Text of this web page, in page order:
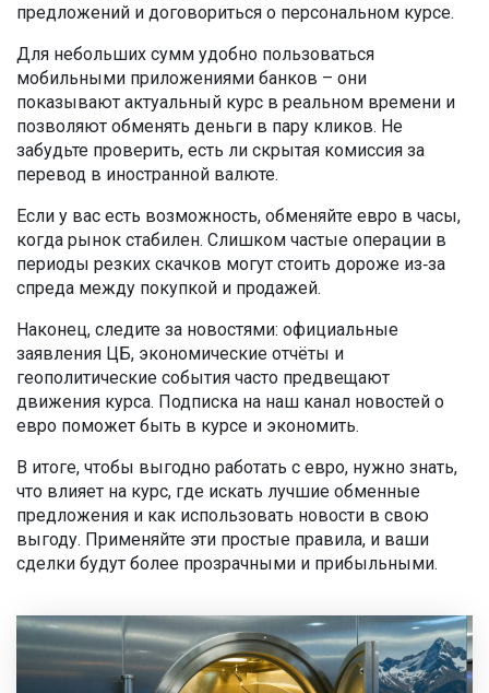
предложений и договориться о персональном курсе.
Для небольших сумм удобно пользоваться
мобильными приложениями банков – они
показывают актуальный курс в реальном времени и
позволяют обменять деньги в пару кликов. Не
забудьте проверить, есть ли скрытая комиссия за
перевод в иностранной валюте.
Если у вас есть возможность, обменяйте евро в часы,
когда рынок стабилен. Слишком частые операции в
периоды резких скачков могут стоить дороже из‑за
спреда между покупкой и продажей.
Наконец, следите за новостями: официальные
заявления ЦБ, экономические отчёты и
геополитические события часто предвещают
движения курса. Подписка на наш канал новостей о
евро поможет быть в курсе и экономить.
В итоге, чтобы выгодно работать с евро, нужно знать,
что влияет на курс, где искать лучшие обменные
предложения и как использовать новости в свою
выгоду. Применяйте эти простые правила, и ваши
сделки будут более прозрачными и прибыльными.